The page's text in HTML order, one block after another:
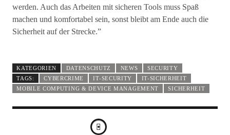
werden. Auch das Arbeiten mit sicheren Tools muss Spaß
machen und komfortabel sein, sonst bleibt am Ende auch die
Sicherheit auf der Strecke.”
KATEGORIEN DATENSCHUTZ NEWS
SECURITY
TAGS:
CYBERCRIME IT-SECURITY
IT-SICHERHEIT
MOBILE COMPUTING & DEVICE MANAGEMENT
SICHERHEIT